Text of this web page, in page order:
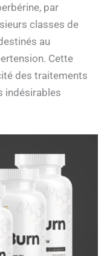
par
classes de
au
Cette
des traitements
indésirables